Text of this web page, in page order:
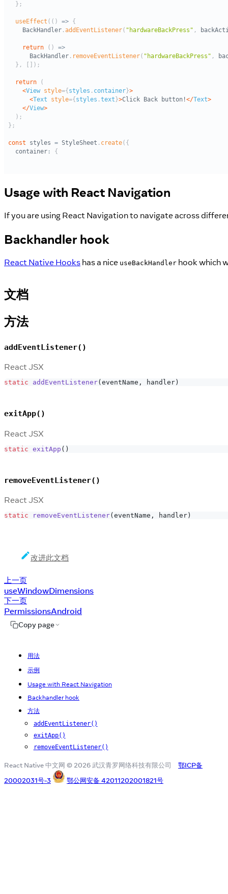
Usage with React Navigation
If you are using React Navigation to navigate across
Backhandler hook
React Native Hooks has a nice useBackHandler hook which
文档
方法
addEventListener()
React JSX
static addEventListener( eventName , handler )
exitApp()
React JSX
static exitApp ( )
removeEventListener()
React JSX
static removeEventListener( eventName , handler )
改进此文档
上一页
useWindowDimensions
下一页
PermissionsAndroid
Copy page
用法
示例
Usage with React Navigation
Backhandler hook
方法
addEventListener()
exitApp()
removeEventListener()
React Native 中文网 © 2026 武汉青罗网络科技有限公司
鄂ICP备
20002031号-3
鄂公网安备 42011202001821号